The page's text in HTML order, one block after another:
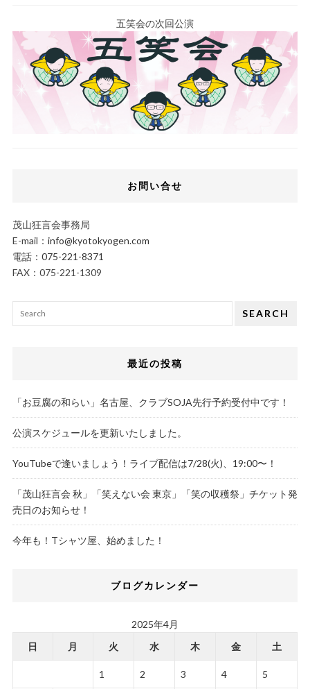
五笑会の次回公演
お問い合せ
茂山狂言会事務局
E-mail： info@kyotokyogen.com
電話： 075-221-8371
FAX：075-221-1309
SEARCH
最近の投稿
「お豆腐の和らい」名古屋、クラブSOJA先行予約受付中です！
公演スケジュールを更新いたしました。
YouTubeで逢いましょう！ライブ配信は7/28(火)、19:00〜！
「茂山狂言会 秋」「笑えない会 東京」「笑の収穫祭」チケット発
売日のお知らせ！
今年も！Tシャツ屋、始めました！
ブログカレンダー
2025年4月
日
月 火 水 木 金 土
1 2 3 4 5